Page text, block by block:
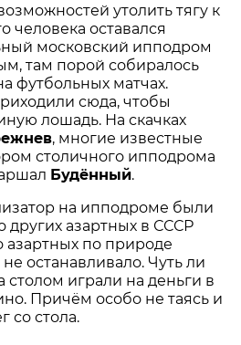
утолить тягу к
человека оставался
московский ипподром
там порой собиралось
футбольных матчах.
сюда, чтобы
лошадь. На скачках
, многие известные
столичного ипподрома
Будённый.
на ипподроме были
других азартных в СССР
по природе
останавливало. Чуть ли
столом играли на деньги в
Причём особо не таясь и
со стола.